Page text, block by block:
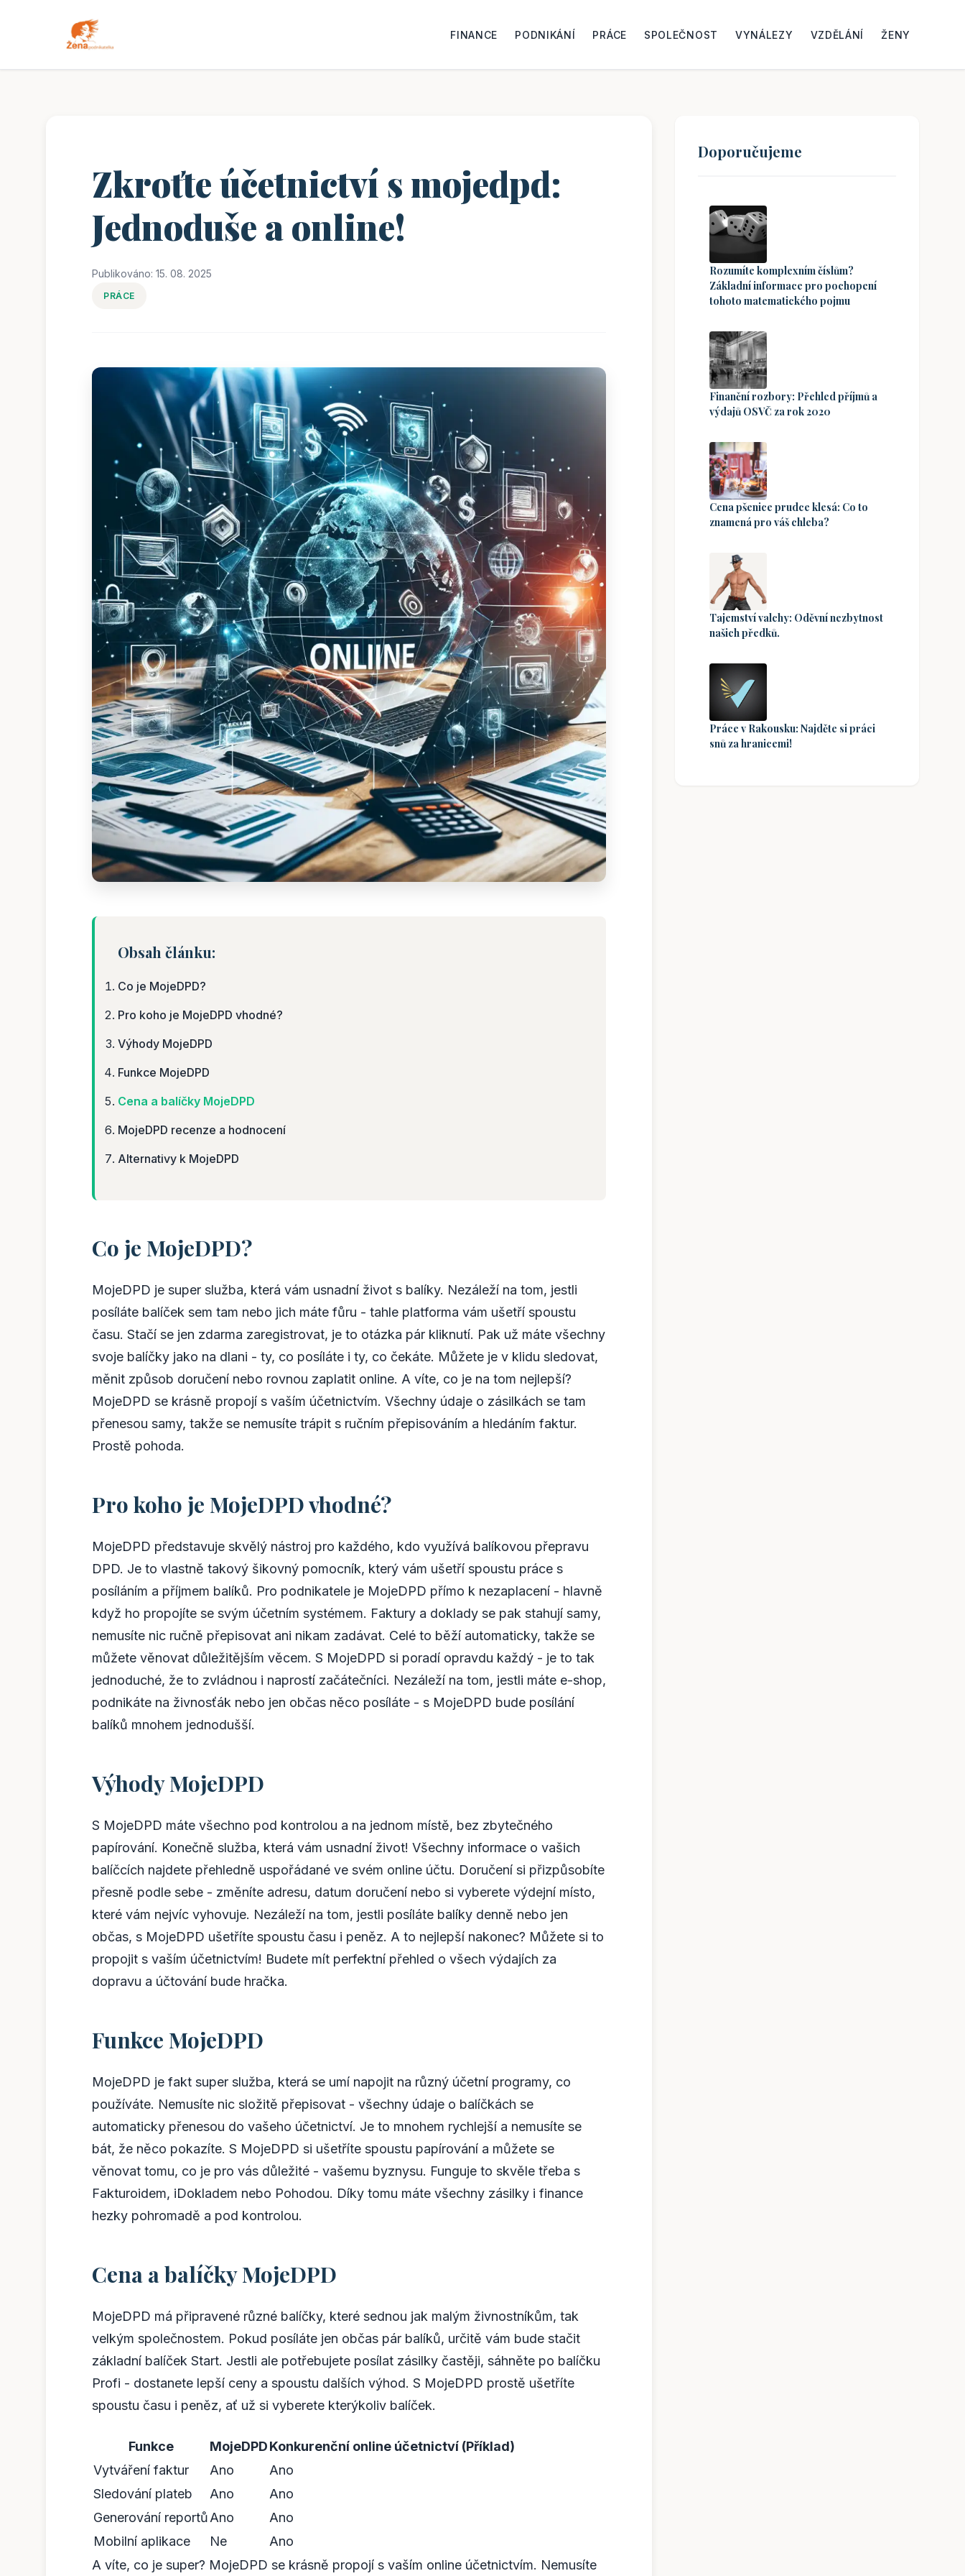
FINANCE PODNIKÁNÍ PRÁCE SPOLEČNOST VYNÁLEZY VZDĚLÁNÍ ŽENY
Zkroťte účetnictví s mojedpd:
Jednoduše a online!
Publikováno: 15. 08. 2025
PRÁCE
Obsah článku:
Co je MojeDPD?
Pro koho je MojeDPD vhodné?
Výhody MojeDPD
Funkce MojeDPD
Cena a balíčky MojeDPD
MojeDPD recenze a hodnocení
Alternativy k MojeDPD
Co je MojeDPD?
MojeDPD je super služba, která vám usnadní život s balíky. Nezáleží na tom, jestli
posíláte balíček sem tam nebo jich máte fůru - tahle platforma vám ušetří spoustu
času. Stačí se jen zdarma zaregistrovat, je to otázka pár kliknutí. Pak už máte všechny
svoje balíčky jako na dlani - ty, co posíláte i ty, co čekáte. Můžete je v klidu sledovat,
měnit způsob doručení nebo rovnou zaplatit online. A víte, co je na tom nejlepší?
MojeDPD se krásně propojí s vaším účetnictvím. Všechny údaje o zásilkách se tam
přenesou samy, takže se nemusíte trápit s ručním přepisováním a hledáním faktur.
Prostě pohoda.
Pro koho je MojeDPD vhodné?
MojeDPD představuje skvělý nástroj pro každého, kdo využívá balíkovou přepravu
DPD. Je to vlastně takový šikovný pomocník, který vám ušetří spoustu práce s
posíláním a příjmem balíků. Pro podnikatele je MojeDPD přímo k nezaplacení - hlavně
když ho propojíte se svým účetním systémem. Faktury a doklady se pak stahují samy,
nemusíte nic ručně přepisovat ani nikam zadávat. Celé to běží automaticky, takže se
můžete věnovat důležitějším věcem. S MojeDPD si poradí opravdu každý - je to tak
jednoduché, že to zvládnou i naprostí začátečníci. Nezáleží na tom, jestli máte e-shop,
podnikáte na živnosťák nebo jen občas něco posíláte - s MojeDPD bude posílání
balíků mnohem jednodušší.
Výhody MojeDPD
S MojeDPD máte všechno pod kontrolou a na jednom místě, bez zbytečného
papírování. Konečně služba, která vám usnadní život! Všechny informace o vašich
balíčcích najdete přehledně uspořádané ve svém online účtu. Doručení si přizpůsobíte
přesně podle sebe - změníte adresu, datum doručení nebo si vyberete výdejní místo,
které vám nejvíc vyhovuje. Nezáleží na tom, jestli posíláte balíky denně nebo jen
občas, s MojeDPD ušetříte spoustu času i peněz. A to nejlepší nakonec? Můžete si to
propojit s vaším účetnictvím! Budete mít perfektní přehled o všech výdajích za
dopravu a účtování bude hračka.
Funkce MojeDPD
MojeDPD je fakt super služba, která se umí napojit na různý účetní programy, co
používáte. Nemusíte nic složitě přepisovat - všechny údaje o balíčkách se
automaticky přenesou do vašeho účetnictví. Je to mnohem rychlejší a nemusíte se
bát, že něco pokazíte. S MojeDPD si ušetříte spoustu papírování a můžete se
věnovat tomu, co je pro vás důležité - vašemu byznysu. Funguje to skvěle třeba s
Fakturoidem, iDokladem nebo Pohodou. Díky tomu máte všechny zásilky i finance
hezky pohromadě a pod kontrolou.
Cena a balíčky MojeDPD
MojeDPD má připravené různé balíčky, které sednou jak malým živnostníkům, tak
velkým společnostem. Pokud posíláte jen občas pár balíků, určitě vám bude stačit
základní balíček Start. Jestli ale potřebujete posílat zásilky častěji, sáhněte po balíčku
Profi - dostanete lepší ceny a spoustu dalších výhod. S MojeDPD prostě ušetříte
spoustu času i peněz, ať už si vyberete kterýkoliv balíček.
Funkce MojeDPDKonkurenční online účetnictví (Příklad)
Vytváření faktur
Ano
Ano
Sledování plateb
Ano
Ano
Generování reportůAno
Ano
Mobilní aplikace
Ne
Ano
A víte, co je super? MojeDPD se krásně propojí s vaším online účetnictvím. Nemusíte
Doporučujeme
Rozumíte komplexním číslům?
Základní informace pro pochopení
tohoto matematického pojmu
Finanční rozbory: Přehled příjmů a
výdajů OSVČ za rok 2020
Cena pšenice prudce klesá: Co to
znamená pro váš chleba?
Tajemství valchy: Oděvní nezbytnost
našich předků.
Práce v Rakousku: Najděte si práci
snů za hranicemi!